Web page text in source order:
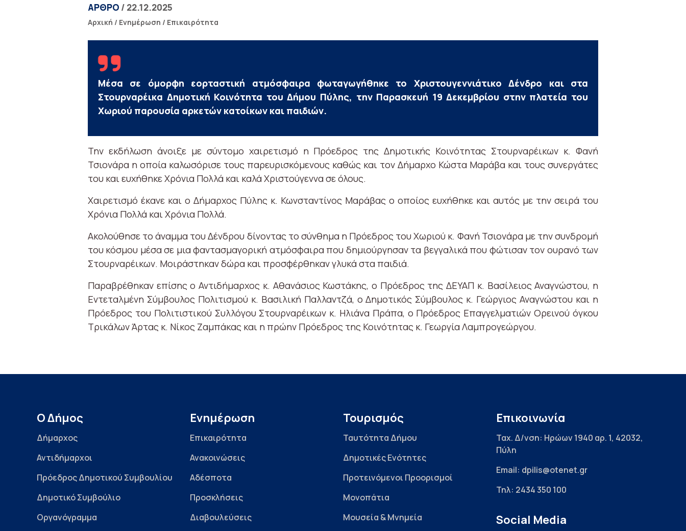
ΑΡΘΡΟ / 22.12.2025
Αρχική / Ενημέρωση / Επικαιρότητα
Μέσα σε όμορφη εορταστική ατμόσφαιρα φωταγωγήθηκε το Χριστουγεννιάτικο Δένδρο και στα
Στουρναρέικα Δημοτική Κοινότητα του Δήμου Πύλης, την Παρασκευή 19 Δεκεμβρίου στην πλατεία του
Χωριού παρουσία αρκετών κατοίκων και παιδιών.
Την εκδήλωση άνοιξε με σύντομο χαιρετισμό η Πρόεδρος της Δημοτικής Κοινότητας Στουρναρέικων κ. Φανή
Τσιονάρα η οποία καλωσόρισε τους παρευρισκόμενους καθώς και τον Δήμαρχο Κώστα Μαράβα και τους συνεργάτες
του και ευχήθηκε Χρόνια Πολλά και καλά Χριστούγεννα σε όλους.
Χαιρετισμό έκανε και ο Δήμαρχος Πύλης κ. Κωνσταντίνος Μαράβας ο οποίος ευχήθηκε και αυτός με την σειρά του
Χρόνια Πολλά και Χρόνια Πολλά.
Ακολούθησε το άναμμα του Δένδρου δίνοντας το σύνθημα η Πρόεδρος του Χωριού κ. Φανή Τσιονάρα με την συνδρομή
του κόσμου μέσα σε μια φαντασμαγορική ατμόσφαιρα που δημιούργησαν τα βεγγαλικά που φώτισαν τον ουρανό των
Στουρναρέικων. Μοιράστηκαν δώρα και προσφέρθηκαν γλυκά στα παιδιά.
Παραβρέθηκαν επίσης ο Αντιδήμαρχος κ. Αθανάσιος Κωστάκης, ο Πρόεδρος της ΔΕΥΑΠ κ. Βασίλειος Αναγνώστου, η
Εντεταλμένη Σύμβουλος Πολιτισμού κ. Βασιλική Παλλαντζά, ο Δημοτικός Σύμβουλος κ. Γεώργιος Αναγνώστου και η
Πρόεδρος του Πολιτιστικού Συλλόγου Στουρναρέικων κ. Ηλιάνα Πράπα, ο Πρόεδρος Επαγγελματιών Ορεινού όγκου
Τρικάλων Άρτας κ. Νίκος Ζαμπάκας και η πρώην Πρόεδρος της Κοινότητας κ. Γεωργία Λαμπρογεώργου.
Ο Δήμος
Δήμαρχος
Αντιδήμαρχοι
Πρόεδρος Δημοτικού Συμβουλίου
Δημοτικό Συμβούλιο
Οργανόγραμμα
Ενημέρωση
Επικαιρότητα
Ανακοινώσεις
Αδέσποτα
Προσκλήσεις
Διαβουλεύσεις
Τουρισμός
Ταυτότητα Δήμου
Δημοτικές Ενότητες
Προτεινόμενοι Προορισμοί
Μονοπάτια
Μουσεία & Μνημεία
Επικοινωνία
Ταχ. Δ/νση: Ηρώων 1940 αρ. 1, 42032,
Πύλη
Email: dpilis@otenet.gr
Τηλ: 2434 350 100
Social Media